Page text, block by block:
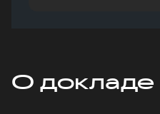
О докладе